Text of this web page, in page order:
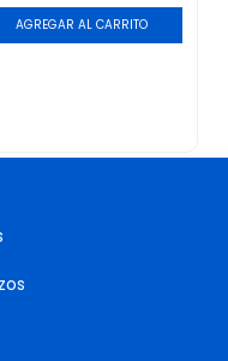
AGREGAR AL CARRITO